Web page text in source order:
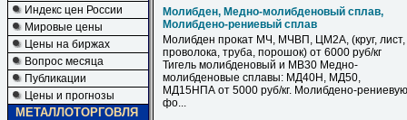
Индекс цен России
Мировые цены
Цены на биржах
Вопрос месяца
Публикации
Цены и прогнозы
МЕТАЛЛОТОРГОВЛЯ
Молибден, Медно-молибденовый сплав,
Молибдено-рениевый сплав
Молибден прокат МЧ, МЧВП, ЦМ2А, (круг, лист,
проволока, труба, порошок) от 6000 руб/кг
Тигель молибденовый и МВ30 Медно-
молибденовые сплавы: МД40Н, МД50,
МД15НПА от 5000 руб/кг. Молибдено-рениевую
фо...